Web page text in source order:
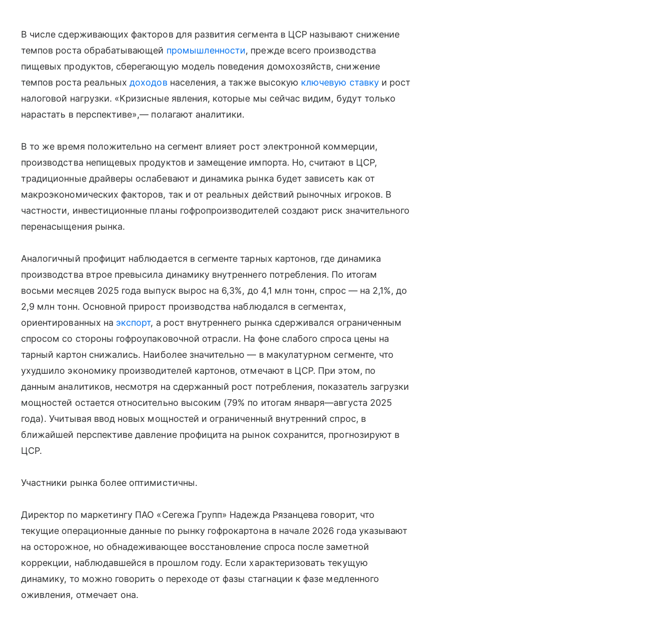
В числе сдерживающих факторов для развития сегмента в ЦСР называют снижение
темпов роста обрабатывающей промышленности, прежде всего производства
пищевых продуктов, сберегающую модель поведения домохозяйств, снижение
темпов роста реальныхдоходовнаселения, а также высокую ключевую ставкуи рост
налоговой нагрузки. «Кризисные явления, которые мы сейчас видим, будут только
нарастать в перспективе»,— полагают аналитики.
В то же время положительно на сегмент влияет рост электронной коммерции,
производства непищевых продуктов и замещение импорта. Но, считают в ЦСР,
традиционные драйверы ослабевают и динамика рынка будет зависеть как от
макроэкономических факторов, так и от реальных действий рыночных игроков. В
частности, инвестиционные планы гофропроизводителей создают риск значительного
перенасыщения рынка.
Аналогичный профицит наблюдается в сегменте тарных картонов, где динамика
производства втрое превысила динамику внутреннего потребления. По итогам
восьми месяцев 2025 года выпуск вырос на 6,3%, до 4,1 млн тонн, спрос — на 2,1%, до
2,9 млн тонн. Основной прирост производства наблюдался в сегментах,
ориентированных на экспорт, а рост внутреннего рынка сдерживался ограниченным
спросом со стороны гофроупаковочной отрасли. На фоне слабого спроса цены на
тарный картон снижались. Наиболее значительно — в макулатурном сегменте, что
ухудшило экономику производителей картонов, отмечают в ЦСР. При этом, по
данным аналитиков, несмотря на сдержанный рост потребления, показатель загрузки
мощностей остается относительно высоким (79% по итогам января—августа 2025
года). Учитывая ввод новых мощностей и ограниченный внутренний спрос, в
ближайшей перспективе давление профицита на рынок сохранится, прогнозируют в
ЦСР.
Участники рынка более оптимистичны.
Директор по маркетингу ПАО «Сегежа Групп» Надежда Рязанцева говорит, что
текущие операционные данные по рынку гофрокартона в начале 2026 года указывают
на осторожное, но обнадеживающее восстановление спроса после заметной
коррекции, наблюдавшейся в прошлом году. Если характеризовать текущую
динамику, то можно говорить о переходе от фазы стагнации к фазе медленного
оживления, отмечает она.